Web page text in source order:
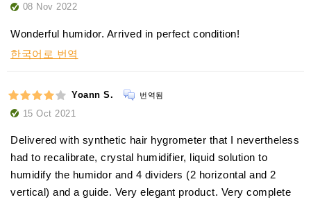
08 Nov 2022
Wonderful humidor. Arrived in perfect condition!
한국어로 번역
Yoann S. 번역됨
15 Oct 2021
Delivered with synthetic hair hygrometer that I nevertheless
had to recalibrate, crystal humidifier, liquid solution to
humidify the humidor and 4 dividers (2 horizontal and 2
vertical) and a guide. Very elegant product. Very complete